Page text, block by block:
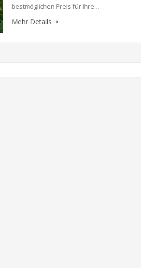
bestmöglichen Preis für Ihre…
Mehr Details